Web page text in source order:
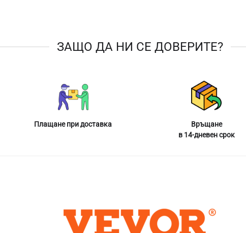
ЗАЩО ДА НИ СЕ ДОВЕРИТЕ?
Плащане при доставка
Връщане
в 14-дневен срок